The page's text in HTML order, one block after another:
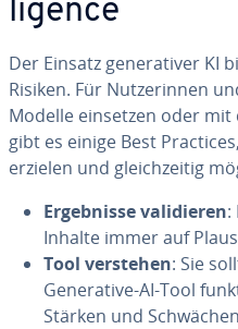
li­gence
Der Einsatz ge­ne­ra­ti­ver KI
Risiken. Für Nut­ze­rin­nen
Modelle einsetzen oder
gibt es einige Best
erzielen und gleich­zei­tig
Er­geb­nis­se va­li­die­ren:
Inhalte immer auf
Tool verstehen: Sie
Ge­ne­ra­ti­ve-AI-Tool
Stärken und